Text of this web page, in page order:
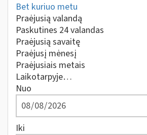
Bet kuriuo metu
Praėjusią valandą
Paskutines 24 valandas
Praėjusią savaitę
Praėjusį mėnesį
Praėjusiais metais
Laikotarpyje…
Nuo
Iki